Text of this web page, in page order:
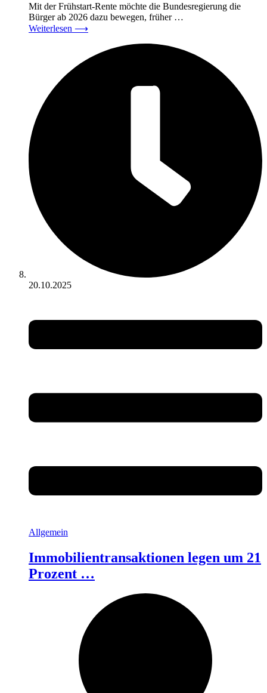
Mit der Frühstart-Rente möchte die Bundesregierung die
Bürger ab 2026 dazu bewegen, früher …
Weiterlesen ⟶
20.10.2025
Allgemein
Immobilientransaktionen legen um 21
Prozent …